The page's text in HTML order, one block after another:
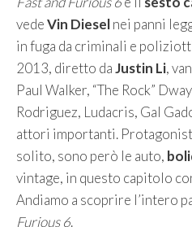
vedeVin Dieselnei panni
in fuga da criminali e
2013, diretto daJustin Li,
Paul Walker, “The Rock”
Rodriguez, Ludacris, Gal
attori importanti.
solito, sono però le auto,
vintage, in questo capitolo
Andiamo a scoprire l’intero
Furious 6.